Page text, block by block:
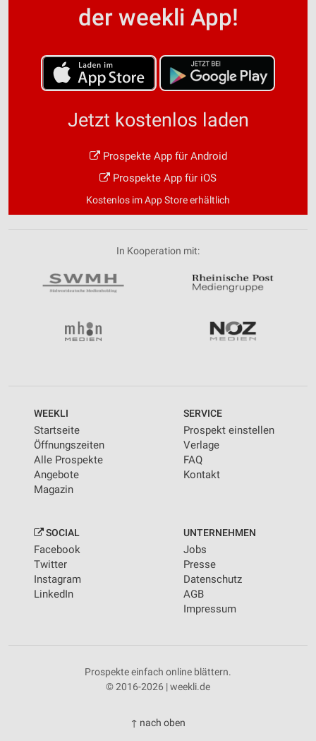
der weekli App!
Jetzt kostenlos laden
Prospekte App für Android
Prospekte App für iOS
Kostenlos im App Store erhältlich
In Kooperation mit:
WEEKLI
Startseite
Öffnungszeiten
Alle Prospekte
Angebote
Magazin
SERVICE
Prospekt einstellen
Verlage
FAQ
Kontakt
SOCIAL
Facebook
Twitter
Instagram
LinkedIn
UNTERNEHMEN
Jobs
Presse
Datenschutz
AGB
Impressum
Prospekte einfach online blättern.
© 2016-2026 | weekli.de
↑ nach oben